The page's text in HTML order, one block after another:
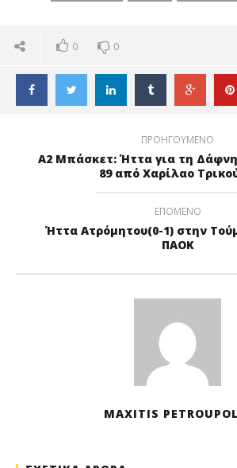
0 0
ΠΡΟΗΓΟΥΜΕΝΟ
Α2 Μπάσκετ: Ήττα για τη
89 από Χαρίλαο
ΕΠΟΜΕΝΟ
Ήττα Ατρόμητου(0-1) στην
ΠΑΟΚ
MAXITIS